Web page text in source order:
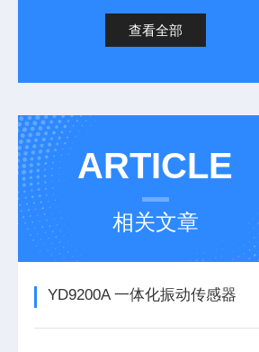
查看全部
ARTICLE
相关文章
YD9200A 一体化振动传感器